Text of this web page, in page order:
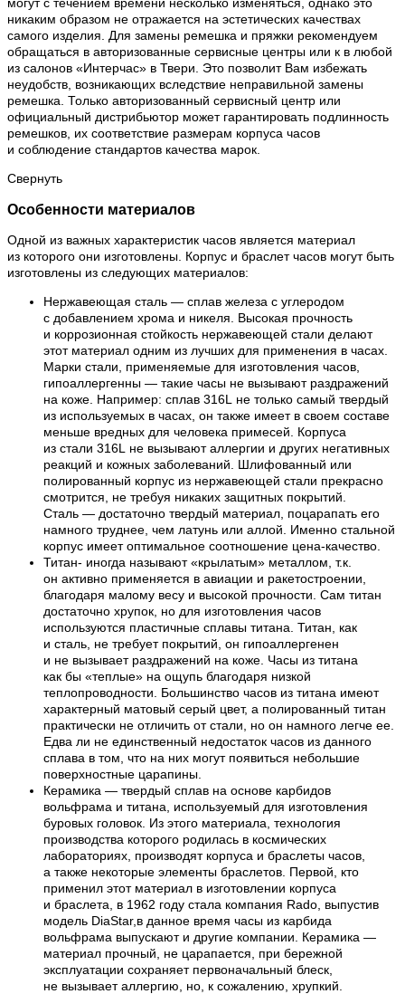
никаким образом не отражается на эстетических качествах
самого изделия. Для замены ремешка и пряжки рекомендуем
обращаться в авторизованные сервисные центры или к в любой
из салонов «Интерчас» в Твери. Это позволит Вам избежать
неудобств, возникающих вследствие неправильной замены
ремешка. Только авторизованный сервисный центр или
официальный дистрибьютор может гарантировать подлинность
ремешков, их соответствие размерам корпуса часов
и соблюдение стандартов качества марок.
Свернуть
Особенности материалов
Одной из важных характеристик часов является материал
из которого они изготовлены. Корпус и браслет часов могут быть
изготовлены из следующих материалов:
Нержавеющая сталь — сплав железа с углеродом
с добавлением хрома и никеля. Высокая прочность
и коррозионная стойкость нержавеющей стали делают
этот материал одним из лучших для применения в часах.
Марки стали, применяемые для изготовления часов,
гипоаллергенны — такие часы не вызывают раздражений
на коже. Например: сплав 316L не только самый твердый
из используемых в часах, он также имеет в своем составе
меньше вредных для человека примесей. Корпуса
из стали 316L не вызывают аллергии и других негативных
реакций и кожных заболеваний. Шлифованный или
полированный корпус из нержавеющей стали прекрасно
смотрится, не требуя никаких защитных покрытий.
Сталь — достаточно твердый материал, поцарапать его
намного труднее, чем латунь или аллой. Именно стальной
корпус имеет оптимальное соотношение цена-качество.
Титан- иногда называют «крылатым» металлом, т.к.
он активно применяется в авиации и ракетостроении,
благодаря малому весу и высокой прочности. Сам титан
достаточно хрупок, но для изготовления часов
используются пластичные сплавы титана. Титан, как
и сталь, не требует покрытий, он гипоаллергенен
и не вызывает раздражений на коже. Часы из титана
как бы «теплые» на ощупь благодаря низкой
теплопроводности. Большинство часов из титана имеют
характерный матовый серый цвет, а полированный титан
практически не отличить от стали, но он намного легче ее.
Едва ли не единственный недостаток часов из данного
сплава в том, что на них могут появиться небольшие
поверхностные царапины.
Керамика — твердый сплав на основе карбидов
вольфрама и титана, используемый для изготовления
буровых головок. Из этого материала, технология
производства которого родилась в космических
лабораториях, производят корпуса и браслеты часов,
а также некоторые элементы браслетов. Первой, кто
применил этот материал в изготовлении корпуса
и браслета, в 1962 году стала компания Rado, выпустив
модель DiaStar,в данное время часы из карбида
вольфрама выпускают и другие компании. Керамика —
материал прочный, не царапается, при бережной
эксплуатации сохраняет первоначальный блеск,
не вызывает аллергию, но, к сожалению, хрупкий.